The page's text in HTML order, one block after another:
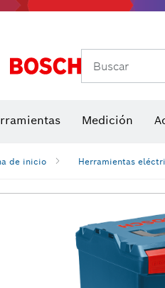
Buscar
Medición
de inicio Herramientas